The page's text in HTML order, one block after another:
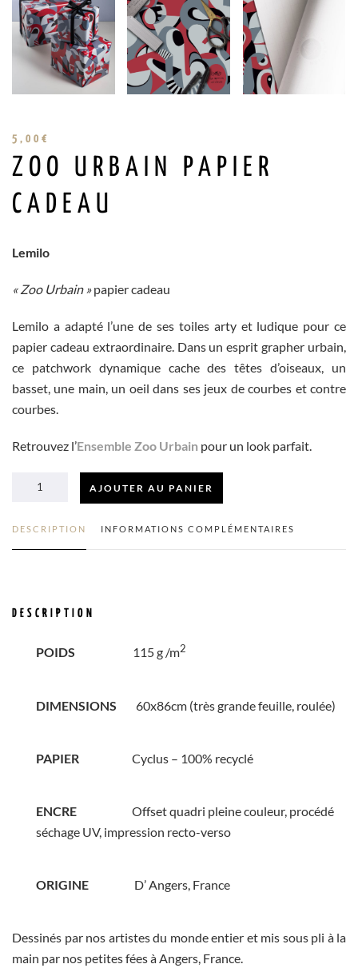
5,00 €
ZOO URBAIN PAPIER
CADEAU
Lemilo
« Zoo Urbain »papier cadeau
Lemilo a adapté l’une de ses toiles arty et ludique pour ce
papier cadeau extraordinaire. Dans un esprit grapher urbain,
ce patchwork dynamique cache des têtes d’oiseaux, un
basset, une main, un oeil dans ses jeux de courbes et contre
courbes.
Retrouvez l’Ensemble Zoo Urbain pour un look parfait.
QUANTITÉ
CADEAU
AJOUTER AU PANIER
DESCRIPTION INFORMATIONS COMPLÉMENTAIRES
DESCRIPTION
POIDS 115 g /m2
DIMENSIONS 60x86cm (très grande feuille, roulée)
PAPIER Cyclus – 100% recyclé
ENCRE Offset quadri pleine couleur, procédé
séchage UV, impression recto-verso
ORIGINE D’ Angers, France
Dessinés par nos artistes du monde entier et mis sous pli à la
main par nos petites fées à Angers, France.